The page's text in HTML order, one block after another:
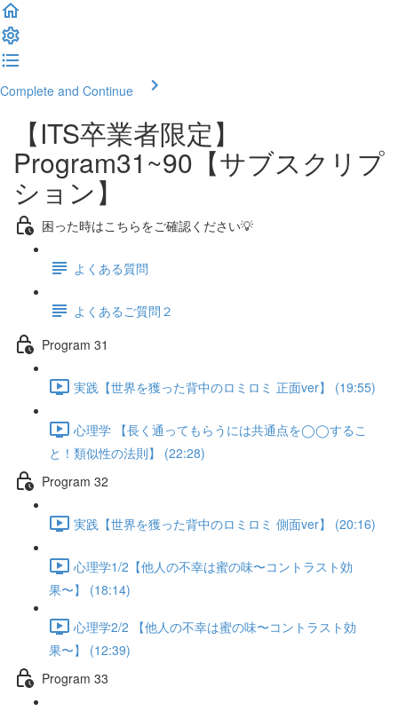
Complete and Continue
【ITS卒業者限定】
Program31~90【サブスクリプ
ション】
困った時はこちらをご確認ください💡
よくある質問
よくあるご質問２
Program 31
実践【世界を獲った背中のロミロミ 正面ver】 (19:55)
心理学 【長く通ってもらうには共通点を◯◯するこ
と！類似性の法則】 (22:28)
Program 32
実践【世界を獲った背中のロミロミ 側面ver】 (20:16)
心理学1/2【他人の不幸は蜜の味〜コントラスト効
果〜】 (18:14)
心理学2/2 【他人の不幸は蜜の味〜コントラスト効
果〜】 (12:39)
Program 33